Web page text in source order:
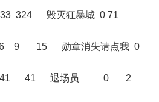
毁灭狂暴城 0 71
9 15 勋章消失请点我 0
41 退场员 0 2